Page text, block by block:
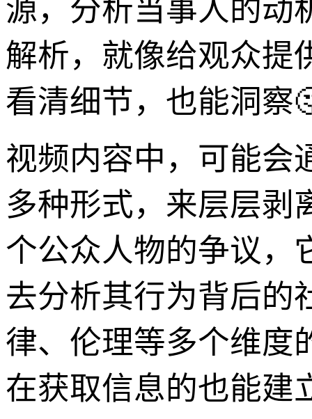
源，分析当事人的动
解析，就像给观众提
看清细节，也能洞察
视频内容中，可能会
多种形式，来层层剥
个公众人物的争议，
去分析其行为背后的
律、伦理等多个维度
在获取信息的也能建